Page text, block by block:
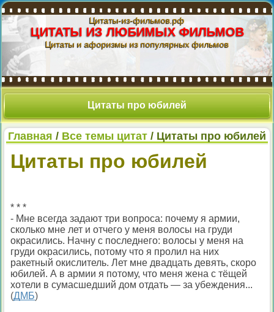
Цитаты-из-фильмов.рф
ЦИТАТЫ ИЗ ЛЮБИМЫХ ФИЛЬМОВ
Цитаты и афоризмы из популярных фильмов
Цитаты про юбилей
Главная / Все темы цитат / Цитаты про юбилей
Цитаты про юбилей
* * *
- Мне всегда задают три вопроса: почему я армии,
сколько мне лет и отчего у меня волосы на груди
окрасились. Начну с последнего: волосы у меня на
груди окрасились, потому что я пролил на них
ракетный окислитель. Лет мне двадцать девять, скоро
юбилей. А в армии я потому, что меня жена с тёщей
хотели в сумасшедший дом отдать — за убеждения...
(ДМБ)